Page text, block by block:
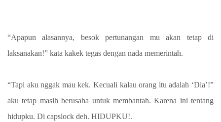
“Apapun alasannya, besok pertunangan mu akan tetap di
laksanakan!” kata kakek tegas dengan nada memerintah.
“Tapi aku nggak mau kek. Kecuali kalau orang itu adalah ‘Dia’!”
aku tetap masih berusaha untuk membantah. Karena ini tentang
hidupku. Di capslock deh. HIDUPKU!.